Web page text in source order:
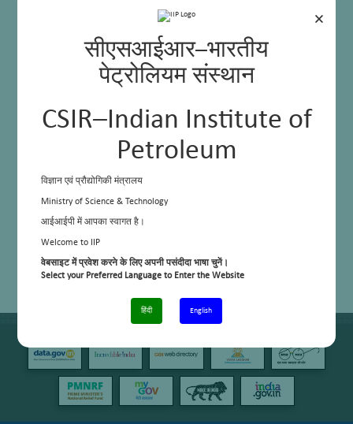
×
सीएसआईआर–भारतीय
पेट्रोलियम संस्थान
CSIR–Indian Institute of
Petroleum
विज्ञान एवं प्रौद्योगिकी मंत्रालय
Ministry of Science & Technology
आईआईपी में आपका स्वागत है।
Welcome to IIP
वेबसाइट में प्रवेश करने के लिए अपनी पसंदीदा भाषा चुनें।
Select your Preferred Language to Enter the Website
हिंदी English